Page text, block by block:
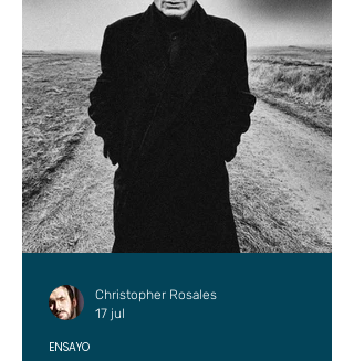
ENSAYO
Christopher Rosales
17 jul